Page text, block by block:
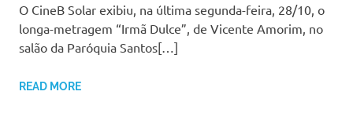
O CineB Solar exibiu, na última segunda-feira, 28/10, o
longa-metragem “Irmã Dulce”, de Vicente Amorim, no
salão da Paróquia Santos[…]
READ MORE